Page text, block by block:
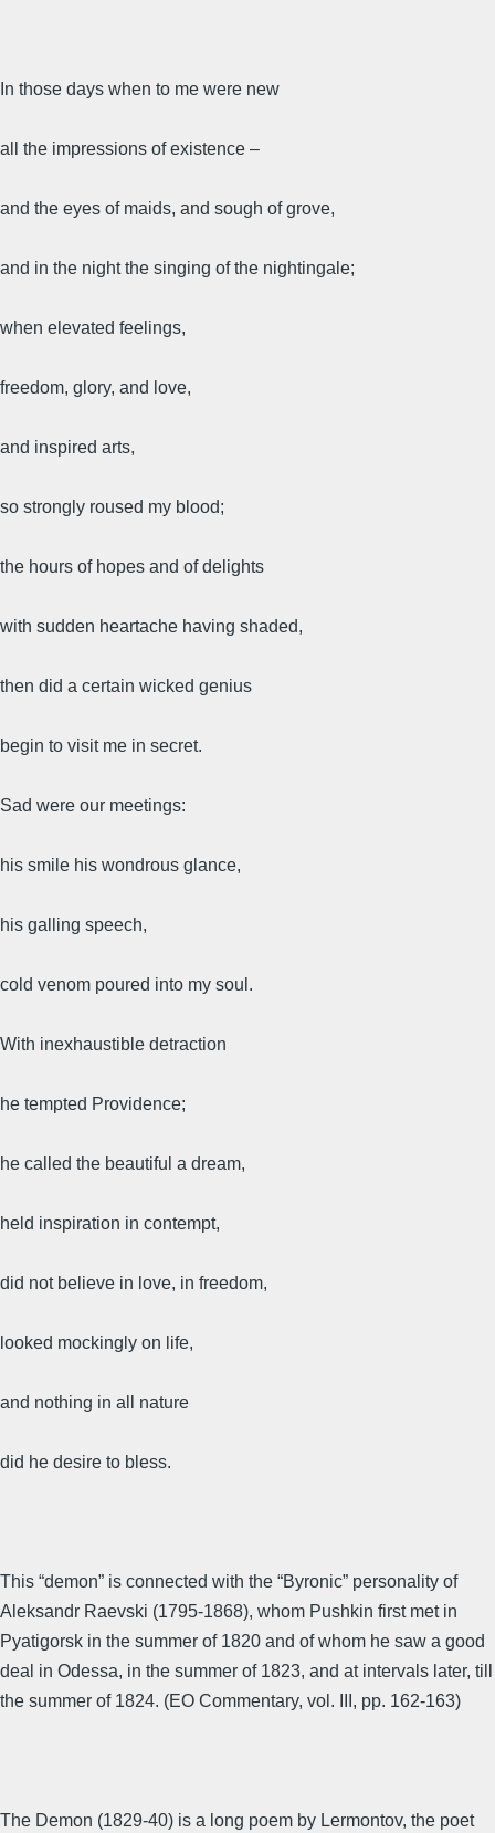
In those days when to me were new
all the impressions of existence –
and the eyes of maids, and sough of grove,
and in the night the singing of the nightingale;
when elevated feelings,
freedom, glory, and love,
and inspired arts,
so strongly roused my blood;
the hours of hopes and of delights
with sudden heartache having shaded,
then did a certain wicked genius
begin to visit me in secret.
Sad were our meetings:
his smile his wondrous glance,
his galling speech,
cold venom poured into my soul.
With inexhaustible detraction
he tempted Providence;
he called the beautiful a dream,
held inspiration in contempt,
did not believe in love, in freedom,
looked mockingly on life,
and nothing in all nature
did he desire to bless.
This “demon” is connected with the “Byronic” personality of
Aleksandr Raevski (1795-1868), whom Pushkin first met in
Pyatigorsk in the summer of 1820 and of whom he saw a good
deal in Odessa, in the summer of 1823, and at intervals later, till
the summer of 1824. (EO Commentary, vol. III, pp. 162-163)
The Demon (1829-40) is a long poem by Lermontov, the poet